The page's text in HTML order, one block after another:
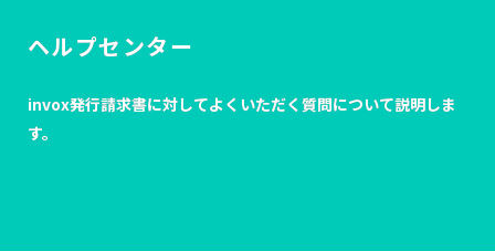
ヘルプセンター
invox発行請求書に対してよくいただく質問について説明しま
す。